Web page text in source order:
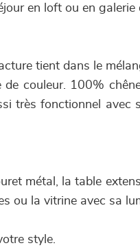
en loft ou en galerie
tient dans le
couleur. 100%
très fonctionnel avec
métal, la table
ou la vitrine avec sa
style.